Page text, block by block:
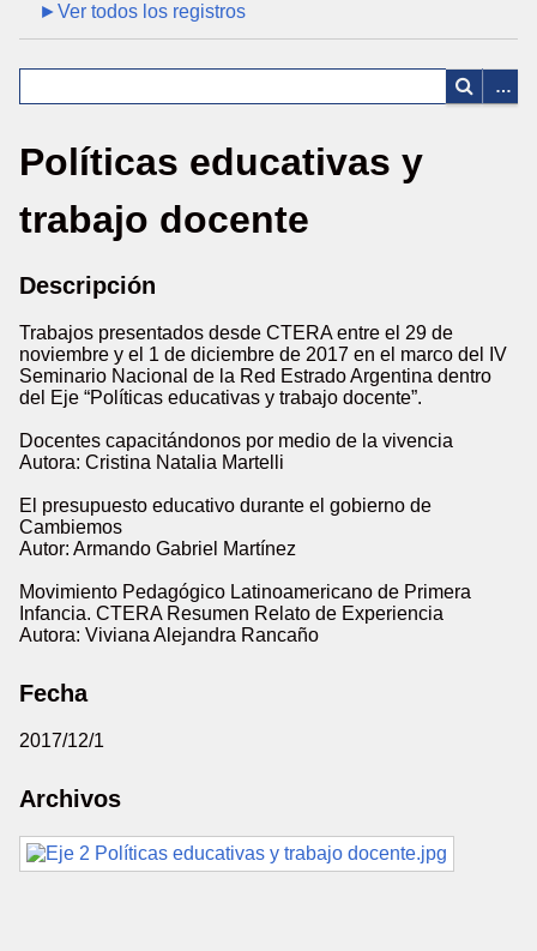
►Ver todos los registros
Políticas educativas y
trabajo docente
Descripción
Trabajos presentados desde CTERA entre el 29 de
noviembre y el 1 de diciembre de 2017 en el marco del IV
Seminario Nacional de la Red Estrado Argentina dentro
del Eje “Políticas educativas y trabajo docente”.
Docentes capacitándonos por medio de la vivencia
Autora: Cristina Natalia Martelli
El presupuesto educativo durante el gobierno de
Cambiemos
Autor: Armando Gabriel Martínez
Movimiento Pedagógico Latinoamericano de Primera
Infancia. CTERA Resumen Relato de Experiencia
Autora: Viviana Alejandra Rancaño
Fecha
2017/12/1
Archivos